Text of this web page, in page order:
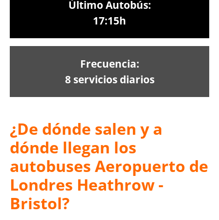
Último Autobús:
17:15h
Frecuencia:
8 servicios diarios
¿De dónde salen y a
dónde llegan los
autobuses Aeropuerto de
Londres Heathrow -
Bristol?